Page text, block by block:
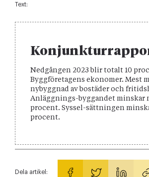
Text:
Nedgången 2023 blir totalt 10
Byggföretagens ekonomer. Mest
nybyggnad av bostäder och
Anläggnings-byggandet minskar
procent. Syssel-sättningen
procent.
Dela artikel: